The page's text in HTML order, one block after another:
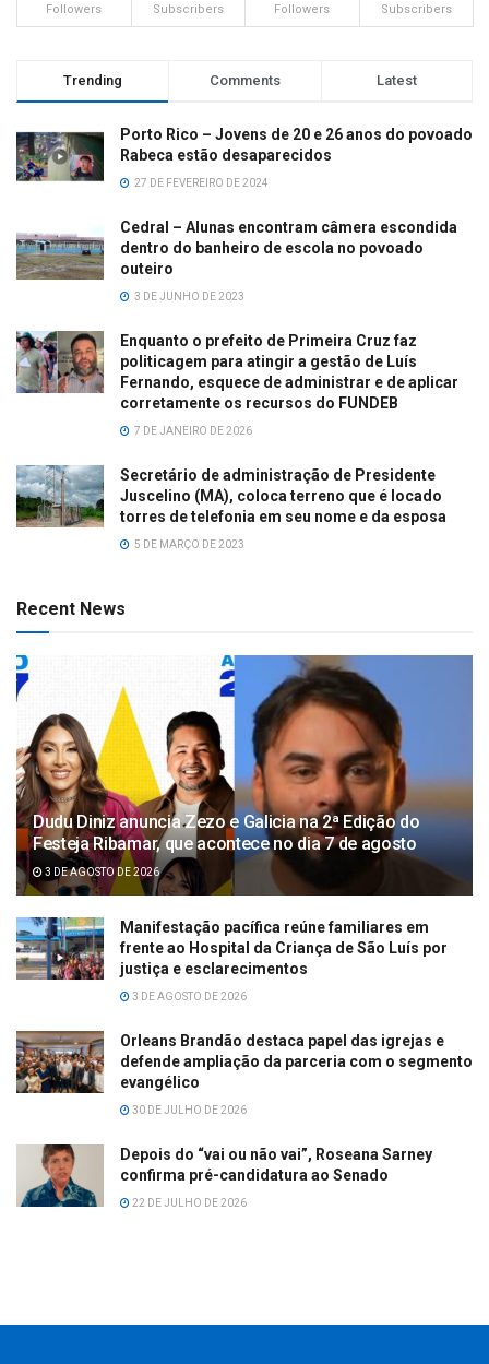
Followers Subscribers Followers Subscribers
Trending Comments Latest
Porto Rico – Jovens de 20 e 26 anos do povoado
Rabeca estão desaparecidos
27 DE FEVEREIRO DE 2024
Cedral – Alunas encontram câmera escondida
dentro do banheiro de escola no povoado
outeiro
3 DE JUNHO DE 2023
Enquanto o prefeito de Primeira Cruz faz
politicagem para atingir a gestão de Luís
Fernando, esquece de administrar e de aplicar
corretamente os recursos do FUNDEB
7 DE JANEIRO DE 2026
Secretário de administração de Presidente
Juscelino (MA), coloca terreno que é locado
torres de telefonia em seu nome e da esposa
5 DE MARÇO DE 2023
Recent News
Dudu Diniz anuncia Zezo e Galicia na 2ª Edição do
Festeja Ribamar, que acontece no dia 7 de agosto
3 DE AGOSTO DE 2026
Manifestação pacífica reúne familiares em
frente ao Hospital da Criança de São Luís por
justiça e esclarecimentos
3 DE AGOSTO DE 2026
Orleans Brandão destaca papel das igrejas e
defende ampliação da parceria com o segmento
evangélico
30 DE JULHO DE 2026
Depois do “vai ou não vai”, Roseana Sarney
confirma pré-candidatura ao Senado
22 DE JULHO DE 2026